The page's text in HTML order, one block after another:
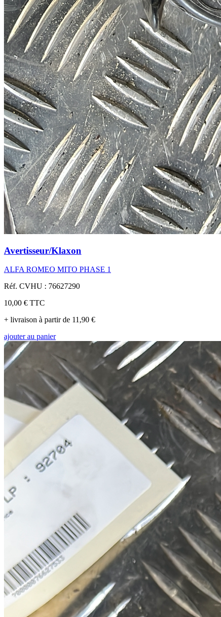
Avertisseur/Klaxon
ALFA ROMEO MITO PHASE 1
Réf. CVHU : 76627290
10,00 € TTC
+ livraison à partir de 11,90 €
ajouter au panier